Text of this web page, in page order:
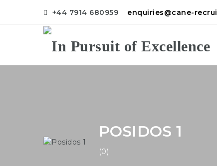
+44 7914 680959 enquiries@cane-
POSIDOS 1
(0)